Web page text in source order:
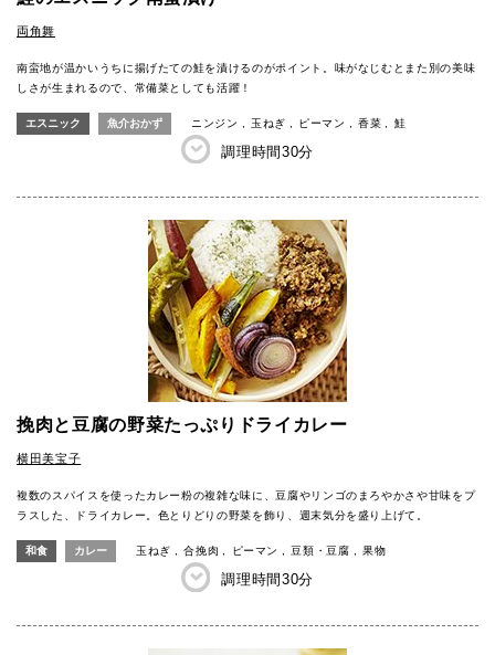
両角舞
南蛮地が温かいうちに揚げたての鮭を漬けるのがポイント。味がなじむとまた別の美味
しさが生まれるので、常備菜としても活躍！
エスニック 魚介おかず ニンジン 玉ねぎ ピーマン 香菜 鮭
調理時間30分
挽肉と豆腐の野菜たっぷりドライカレー
横田美宝子
複数のスパイスを使ったカレー粉の複雑な味に、豆腐やリンゴのまろやかさや甘味をプ
ラスした、ドライカレー。色とりどりの野菜を飾り、週末気分を盛り上げて。
和食 カレー 玉ねぎ 合挽肉 ピーマン 豆類・豆腐 果物
調理時間30分